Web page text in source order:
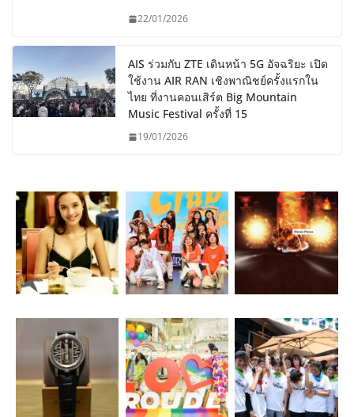
22/01/2026
AIS ร่วมกับ ZTE เดินหน้า 5G อัจฉริยะ เปิด
ใช้งาน AIR RAN เชิงพาณิชย์ครั้งแรกใน
ไทย ที่งานคอนเสิร์ต Big Mountain
Music Festival ครั้งที่ 15
19/01/2026